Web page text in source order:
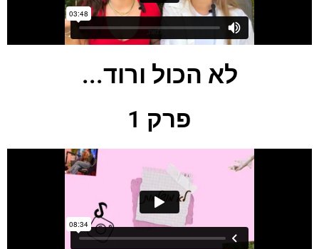
לא הכול ורוד...
פרק 1